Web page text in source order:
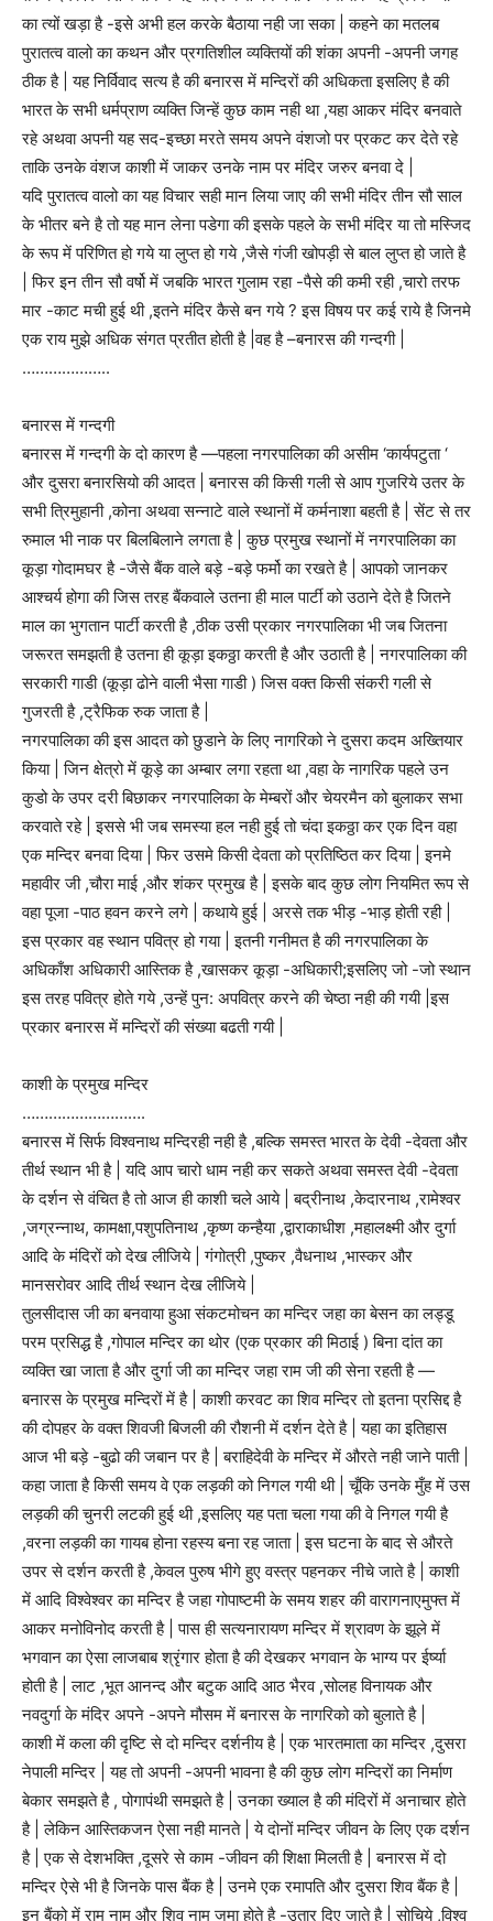
का त्यों खड़ा है -इसे अभी हल करके बैठाया नही जा सका | कहने का मतलब
पुरातत्व वालो का कथन और प्रगतिशील व्यक्तियों की शंका अपनी -अपनी जगह
ठीक है | यह निर्विवाद सत्य है की बनारस में मन्दिरों की अधिकता इसलिए है की
भारत के सभी धर्मप्राण व्यक्ति जिन्हें कुछ काम नही था ,यहा आकर मंदिर बनवाते
रहे अथवा अपनी यह सद-इच्छा मरते समय अपने वंशजो पर प्रकट कर देते रहे
ताकि उनके वंशज काशी में जाकर उनके नाम पर मंदिर जरुर बनवा दे |
यदि पुरातत्व वालो का यह विचार सही मान लिया जाए की सभी मंदिर तीन सौ साल
के भीतर बने है तो यह मान लेना पडेगा की इसके पहले के सभी मंदिर या तो मस्जिद
के रूप में परिणित हो गये या लुप्त हो गये ,जैसे गंजी खोपड़ी से बाल लुप्त हो जाते है
| फिर इन तीन सौ वर्षो में जबकि भारत गुलाम रहा -पैसे की कमी रही ,चारो तरफ
मार -काट मची हुई थी ,इतने मंदिर कैसे बन गये ? इस विषय पर कई राये है जिनमे
एक राय मुझे अधिक संगत प्रतीत होती है |वह है –बनारस की गन्दगी |
………………..
बनारस में गन्दगी
बनारस में गन्दगी के दो कारण है —पहला नगरपालिका की असीम ‘कार्यपटुता ‘
और दुसरा बनारसियो की आदत | बनारस की किसी गली से आप गुजरिये उतर के
सभी त्रिमुहानी ,कोना अथवा सन्नाटे वाले स्थानों में कर्मनाशा बहती है | सेंट से तर
रुमाल भी नाक पर बिलबिलाने लगता है | कुछ प्रमुख स्थानों में नगरपालिका का
कूड़ा गोदामघर है -जैसे बैंक वाले बड़े -बड़े फर्मो का रखते है | आपको जानकर
आश्चर्य होगा की जिस तरह बैंकवाले उतना ही माल पार्टी को उठाने देते है जितने
माल का भुगतान पार्टी करती है ,ठीक उसी प्रकार नगरपालिका भी जब जितना
जरूरत समझती है उतना ही कूड़ा इकठ्ठा करती है और उठाती है | नगरपालिका की
सरकारी गाडी (कूड़ा ढोने वाली भैसा गाडी ) जिस वक्त किसी संकरी गली से
गुजरती है ,ट्रैफिक रुक जाता है |
नगरपालिका की इस आदत को छुडाने के लिए नागरिको ने दुसरा कदम अख्तियार
किया | जिन क्षेत्रो में कूड़े का अम्बार लगा रहता था ,वहा के नागरिक पहले उन
कुडो के उपर दरी बिछाकर नगरपालिका के मेम्बरों और चेयरमैन को बुलाकर सभा
करवाते रहे | इससे भी जब समस्या हल नही हुई तो चंदा इकठ्ठा कर एक दिन वहा
एक मन्दिर बनवा दिया | फिर उसमे किसी देवता को प्रतिष्ठित कर दिया | इनमे
महावीर जी ,चौरा माई ,और शंकर प्रमुख है | इसके बाद कुछ लोग नियमित रूप से
वहा पूजा -पाठ हवन करने लगे | कथाये हुई | अरसे तक भीड़ -भाड़ होती रही |
इस प्रकार वह स्थान पवित्र हो गया | इतनी गनीमत है की नगरपालिका के
अधिकाँश अधिकारी आस्तिक है ,खासकर कूड़ा -अधिकारी;इसलिए जो -जो स्थान
इस तरह पवित्र होते गये ,उन्हें पुन: अपवित्र करने की चेष्ठा नही की गयी |इस
प्रकार बनारस में मन्दिरों की संख्या बढती गयी |
काशी के प्रमुख मन्दिर
……………………….
बनारस में सिर्फ विश्वनाथ मन्दिरही नही है ,बल्कि समस्त भारत के देवी -देवता और
तीर्थ स्थान भी है | यदि आप चारो धाम नही कर सकते अथवा समस्त देवी -देवता
के दर्शन से वंचित है तो आज ही काशी चले आये | बद्रीनाथ ,केदारनाथ ,रामेश्वर
,जग्रन्नाथ, कामक्षा,पशुपतिनाथ ,कृष्ण कन्हैया ,द्वाराकाधीश ,महालक्ष्मी और दुर्गा
आदि के मंदिरों को देख लीजिये | गंगोत्री ,पुष्कर ,वैधनाथ ,भास्कर और
मानसरोवर आदि तीर्थ स्थान देख लीजिये |
तुलसीदास जी का बनवाया हुआ संकटमोचन का मन्दिर जहा का बेसन का लड्डू
परम प्रसिद्ध है ,गोपाल मन्दिर का थोर (एक प्रकार की मिठाई ) बिना दांत का
व्यक्ति खा जाता है और दुर्गा जी का मन्दिर जहा राम जी की सेना रहती है —
बनारस के प्रमुख मन्दिरों में है | काशी करवट का शिव मन्दिर तो इतना प्रसिद्द है
की दोपहर के वक्त शिवजी बिजली की रौशनी में दर्शन देते है | यहा का इतिहास
आज भी बड़े -बुढो की जबान पर है | बराहिदेवी के मन्दिर में औरते नही जाने पाती |
कहा जाता है किसी समय वे एक लड़की को निगल गयी थी | चूँकि उनके मुँह में उस
लड़की की चुनरी लटकी हुई थी ,इसलिए यह पता चला गया की वे निगल गयी है
,वरना लड़की का गायब होना रहस्य बना रह जाता | इस घटना के बाद से औरते
उपर से दर्शन करती है ,केवल पुरुष भीगे हुए वस्त्र पहनकर नीचे जाते है | काशी
में आदि विश्वेश्वर का मन्दिर है जहा गोपाष्टमी के समय शहर की वारागनाएमुफ्त में
आकर मनोविनोद करती है | पास ही सत्यनारायण मन्दिर में श्रावण के झूले में
भगवान का ऐसा लाजबाब श्रृंगार होता है की देखकर भगवान के भाग्य पर ईर्ष्या
होती है | लाट ,भूत आनन्द और बटुक आदि आठ भैरव ,सोलह विनायक और
नवदुर्गा के मंदिर अपने -अपने मौसम में बनारस के नागरिको को बुलाते है |
काशी में कला की दृष्टि से दो मन्दिर दर्शनीय है | एक भारतमाता का मन्दिर ,दुसरा
नेपाली मन्दिर | यह तो अपनी -अपनी भावना है की कुछ लोग मन्दिरों का निर्माण
बेकार समझते है , पोगापंथी समझते है | उनका ख्याल है की मंदिरों में अनाचार होते
है | लेकिन आस्तिकजन ऐसा नही मानते | ये दोनों मन्दिर जीवन के लिए एक दर्शन
है | एक से देशभक्ति ,दूसरे से काम -जीवन की शिक्षा मिलती है | बनारस में दो
मन्दिर ऐसे भी है जिनके पास बैंक है | उनमे एक रमापति और दुसरा शिव बैंक है |
इन बैंको में राम नाम और शिव नाम जमा होते है -उतार दिए जाते है | सोचिये ,विश्व